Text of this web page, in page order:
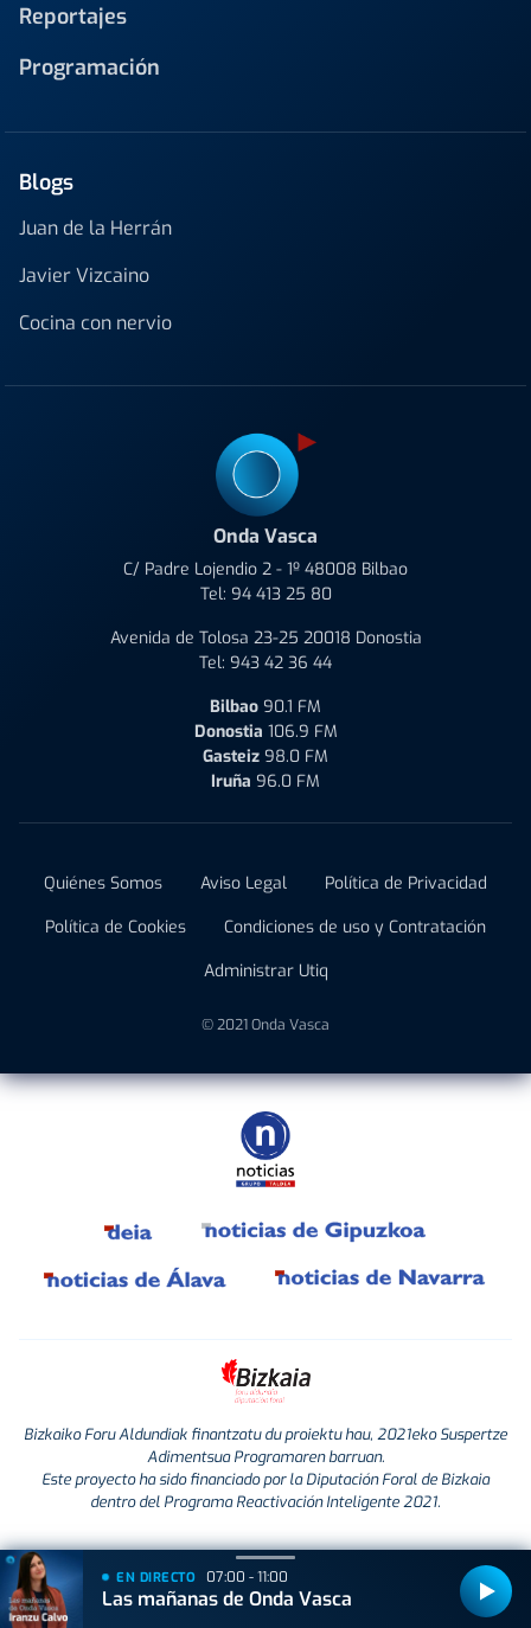
Reportajes
Programación
Blogs
Juan de la Herrán
Javier Vizcaino
Cocina con nervio
Onda Vasca
C/ Padre Lojendio 2 - 1º 48008 Bilbao
Tel: 94 413 25 80
Avenida de Tolosa 23-25 20018 Donostia
Tel: 943 42 36 44
Bilbao 90.1 FM
Donostia 106.9 FM
Gasteiz 98.0 FM
Iruña 96.0 FM
Quiénes Somos Aviso Legal
Política de Privacidad
Política de Cookies
Condiciones de uso y Contratación
Administrar Utiq
© 2021 Onda Vasca
Bizkaiko Foru Aldundiak finantzatu du proiektu hau, 2021eko Suspertze
Adimentsua Programaren barruan.
Este proyecto ha sido financiado por la Diputación Foral de Bizkaia
dentro del Programa Reactivación Inteligente 2021.
EN DIRECTO 07:00 - 11:00
Las mañanas de Onda Vasca